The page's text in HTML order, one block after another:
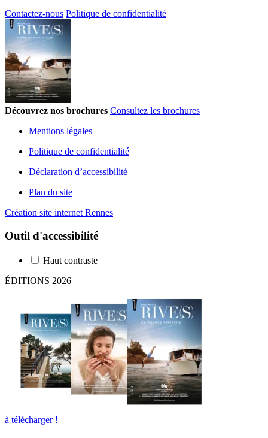
Contactez-nous Politique de confidentialité
Découvrez nos brochures Consultez les brochures
Mentions légales
Politique de confidentialité
Déclaration d’accessibilité
Plan du site
Création site internet Rennes
Outil d'accessibilité
Haut contraste
ÉDITIONS 2026
à télécharger !